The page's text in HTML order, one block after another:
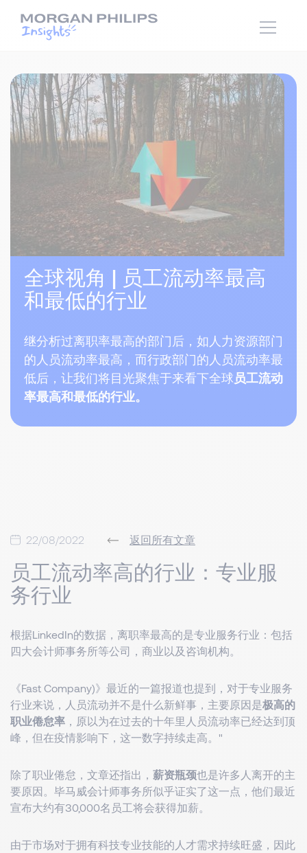
全球视角 | 员工流动率最高
和最低的行业
继分析过离职率最高的部门后，如人力资源部门
的人员流动率最高，而行政部门的人员流动率最
低后，让我们将目光聚焦于来看下全球员工流动
率最高和最低的行业。
22/08/2022 返回所有文章
员工流动率高的行业：专业服
务行业
根据LinkedIn的数据，离职率最高的是专业服务行业：包括
四大会计师事务所等公司，商业以及咨询机构。
《Fast Company)》最近的一篇报道也提到，对于专业服务
行业来说，人员流动并不是什么新鲜事，主要原因是极高的
职业倦怠率 ，原以为在过去的十年里人员流动率已经达到顶
峰，但在疫情影响下，这一数字持续走高。"
除了职业倦怠，文章还指出， 薪资瓶颈也是许多人离开的主
要原因。毕马威会计师事务所似乎证实了这一点，他们最近
宣布大约有30,000名员工将会获得加薪。
由于市场对于拥有科技专业技能的人才需求持续旺盛，因此